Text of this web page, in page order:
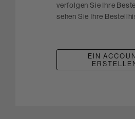
verfolgen Sie Ihre
sehen Sie Ihre
EIN